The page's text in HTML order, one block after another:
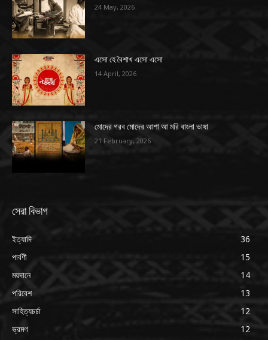
24 May, 2026
এসো হে বৈশাখ এসো এসো
14 April, 2026
মোদের গরব মোদের আশা আ মরি বাংলা ভাষা
21 February, 2026
সেরা বিভাগ
ইত্যাদি
36
পার্বণী
15
ময়দানে
14
পরিবেশ
13
সাহিত্যচর্চা
12
ভ্রমণ
12